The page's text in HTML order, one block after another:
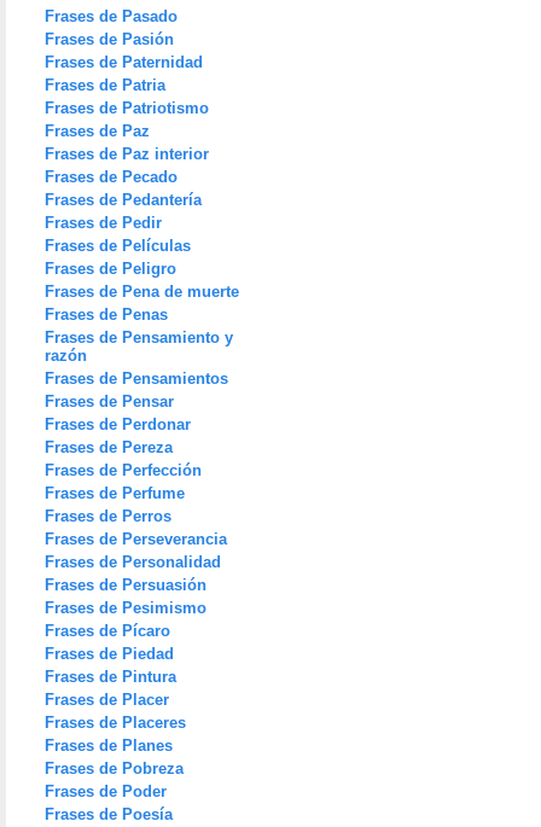
Frases de Pasado
Frases de Pasión
Frases de Paternidad
Frases de Patria
Frases de Patriotismo
Frases de Paz
Frases de Paz interior
Frases de Pecado
Frases de Pedantería
Frases de Pedir
Frases de Películas
Frases de Peligro
Frases de Pena de muerte
Frases de Penas
Frases de Pensamiento y
razón
Frases de Pensamientos
Frases de Pensar
Frases de Perdonar
Frases de Pereza
Frases de Perfección
Frases de Perfume
Frases de Perros
Frases de Perseverancia
Frases de Personalidad
Frases de Persuasión
Frases de Pesimismo
Frases de Pícaro
Frases de Piedad
Frases de Pintura
Frases de Placer
Frases de Placeres
Frases de Planes
Frases de Pobreza
Frases de Poder
Frases de Poesía